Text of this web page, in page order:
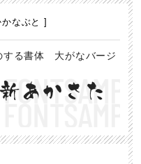
なぶと ]
する書体 大がなバージ
あかさた